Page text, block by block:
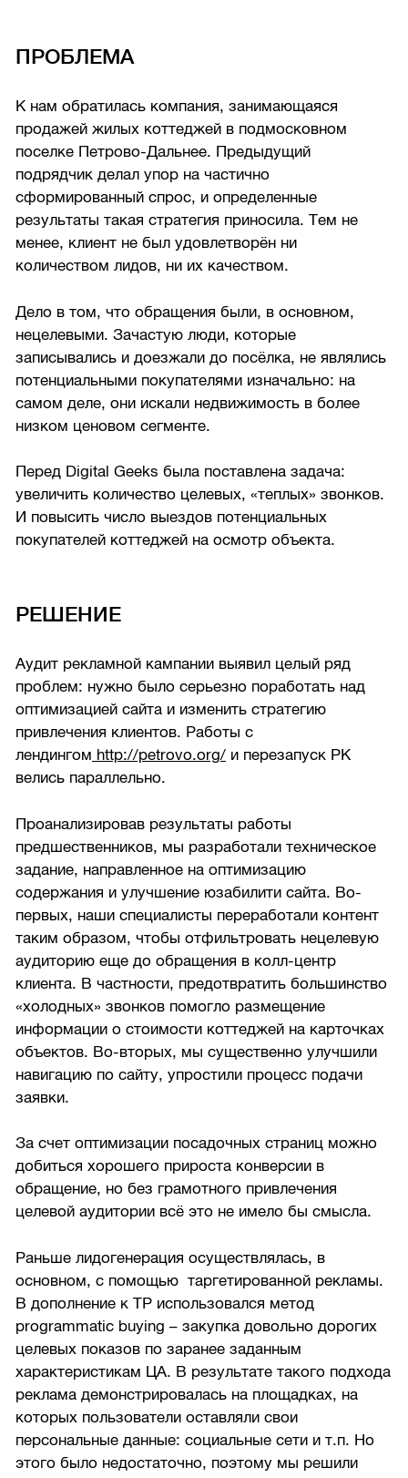
ПРОБЛЕМА
К нам обратилась компания, занимающаяся
продажей жилых коттеджей в подмосковном
поселке Петрово-Дальнее. Предыдущий
подрядчик делал упор на частично
сформированный спрос, и определенные
результаты такая стратегия приносила. Тем не
менее, клиент не был удовлетворён ни
количеством лидов, ни их качеством.
Дело в том, что обращения были, в основном,
нецелевыми. Зачастую люди, которые
записывались и доезжали до посёлка, не являлись
потенциальными покупателями изначально: на
самом деле, они искали недвижимость в более
низком ценовом сегменте.
Перед Digital Geeks была поставлена задача:
увеличить количество целевых, «теплых» звонков.
И повысить число выездов потенциальных
покупателей коттеджей на осмотр объекта.
РЕШЕНИЕ
Аудит рекламной кампании выявил целый ряд
проблем: нужно было серьезно поработать над
оптимизацией сайта и изменить стратегию
привлечения клиентов. Работы с
лендингом http://petrovo.org/ и перезапуск РК
велись параллельно.
Проанализировав результаты работы
предшественников, мы разработали техническое
задание, направленное на оптимизацию
содержания и улучшение юзабилити сайта. Во-
первых, наши специалисты переработали контент
таким образом, чтобы отфильтровать нецелевую
аудиторию еще до обращения в колл-центр
клиента. В частности, предотвратить большинство
«холодных» звонков помогло размещение
информации о стоимости коттеджей на карточках
объектов. Во-вторых, мы существенно улучшили
навигацию по сайту, упростили процесс подачи
заявки.
За счет оптимизации посадочных страниц можно
добиться хорошего прироста конверсии в
обращение, но без грамотного привлечения
целевой аудитории всё это не имело бы смысла.
Раньше лидогенерация осуществлялась, в
основном, с помощью таргетированной рекламы.
В дополнение к ТР использовался метод
programmatic buying – закупка довольно дорогих
целевых показов по заранее заданным
характеристикам ЦА. В результате такого подхода
реклама демонстрировалась на площадках, на
которых пользователи оставляли свои
персональные данные: социальные сети и т.п. Но
этого было недостаточно, поэтому мы решили